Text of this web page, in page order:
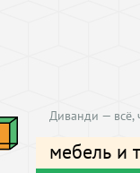
Диванди — всё,
мебель и